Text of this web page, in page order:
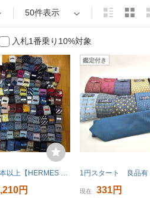
50件表示
入札1番乗り10%対象
大量100本以上【HERMES エルメス33本】 CHANEL BVLGARI FENDI GUCCI etc まとめ売り ブランドネクタイ
円
鑑定付き
現在 331円